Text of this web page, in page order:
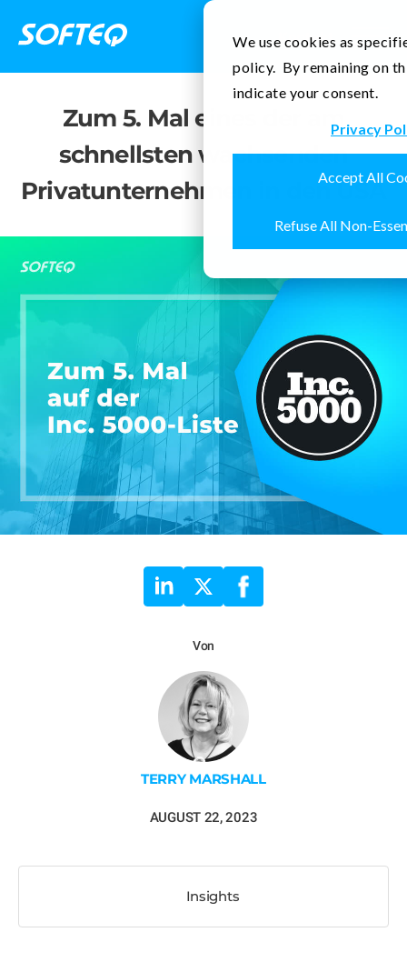
We use cookies as
policy. By remaining on
indicate your consent.
Privacy
Accept All
Refuse All Non-
Kontakt
Zum 5. Mal eines der am
schnellsten wachsenden
Privatunternehmen in den USA
Von
TERRY MARSHALL
AUGUST 22, 2023
Insights